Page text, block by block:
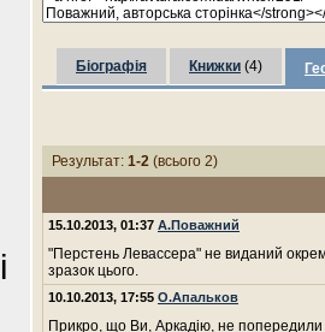
Біографія Книжки (4)
Результат: 1-2 (всього 2)
15.10.2013, 01:37 А.Поважний
"Перстень Левассера" не виданий
зразок цього.
10.10.2013, 17:55 О.Апальков
Прикро, що Ви, Аркадію, не